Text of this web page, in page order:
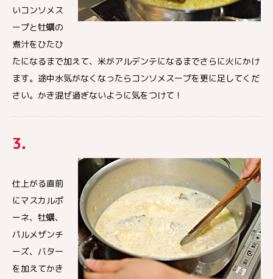
いコンソメス
ープと牡蠣の
煮汁をひたひ
たになるまで加えて、米がアルデンテになるまでさらに火にかけ
ます。途中水気がなくなったらコンソメスープを更に足してくだ
さい。かき混ぜ過ぎないように気をつけて！
3.
仕上がる直前
にマスカルポ
ーネ、牡蠣、
パルメザンチ
ーズ、バター
を加えてかき